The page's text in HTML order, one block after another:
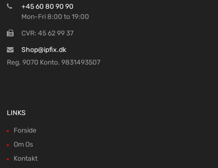
+45 60 80 90 90
Mon-Fri 8:00 to 19:00
CVR: 45 62 99 37
Shop@ipfix.dk
Reg. 9070 Konto. 9831493507
LINKS
Forside
Om Os
Kontakt